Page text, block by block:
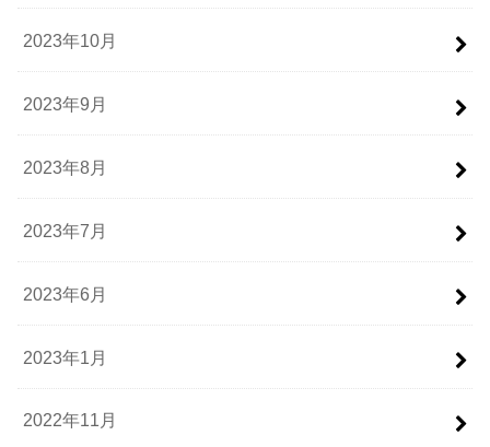
2023年10月
2023年9月
2023年8月
2023年7月
2023年6月
2023年1月
2022年11月